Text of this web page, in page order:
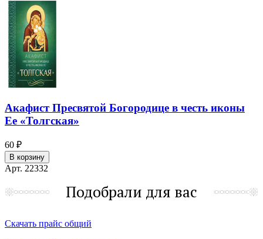
Акафист Пресвятой Богородице в честь иконы
Ее «Толгская»
60 ₽
В корзину
Арт. 22332
Подобрали для вас
Скачать прайс общий